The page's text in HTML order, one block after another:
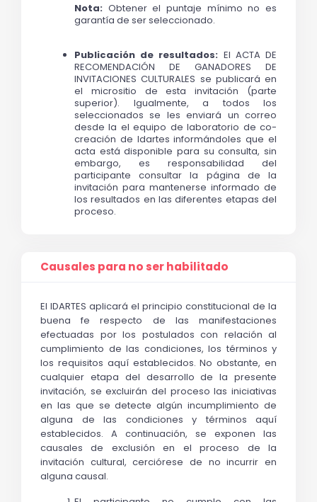
Nota: Obtener el puntaje mínimo no es
garantía de ser seleccionado.
Publicación de resultados: El ACTA DE
RECOMENDACIÓN DE GANADORES DE
INVITACIONES CULTURALES se publicará en
el micrositio de esta invitación (parte
superior). Igualmente, a todos los
seleccionados se les enviará un correo
desde la el equipo de laboratorio de co-
creación de Idartes informándoles que el
acta está disponible para su consulta, sin
embargo, es responsabilidad del
participante consultar la página de la
invitación para mantenerse informado de
los resultados en las diferentes etapas del
proceso.
Causales para no ser habilitado
El IDARTES aplicará el principio constitucional de la
buena fe respecto de las manifestaciones
efectuadas por los postulados con relación al
cumplimiento de las condiciones, los términos y
los requisitos aquí establecidos. No obstante, en
cualquier etapa del desarrollo de la presente
invitación, se excluirán del proceso las iniciativas
en las que se detecte algún incumplimiento de
alguna de las condiciones y términos aquí
establecidos. A continuación, se exponen las
causales de exclusión en el proceso de la
invitación cultural, cerciórese de no incurrir en
alguna causal.